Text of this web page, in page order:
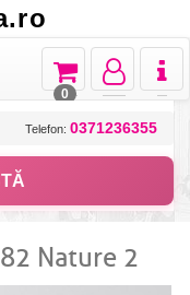
Toggle
Toggle
navigation
Toggle
navigation
0
Telefon: 0371236355
Nature 2